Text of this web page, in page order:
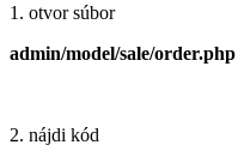
1. otvor súbor
admin/model/sale/order.php
2. nájdi kód